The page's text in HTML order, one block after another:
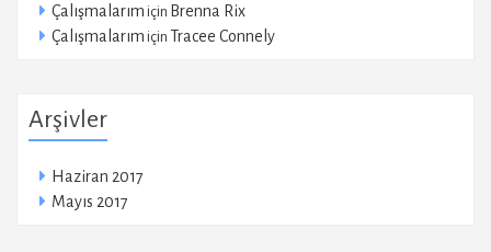
Çalışmalarım için Brenna Rix
Çalışmalarım için Tracee Connely
Arşivler
Haziran 2017
Mayıs 2017